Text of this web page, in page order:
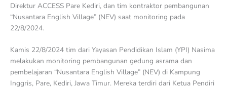
Direktur ACCESS Pare Kediri, dan tim kontraktor pembangunan
“Nusantara English Village” (NEV) saat monitoring pada
22/8/2024.
Kamis 22/8/2024 tim dari Yayasan Pendidikan Islam (YPI) Nasima
melakukan monitoring pembangunan gedung asrama dan
pembelajaran “Nusantara English Village” (NEV) di Kampung
Inggris, Pare, Kediri, Jawa Timur. Mereka terdiri dari Ketua Pendiri